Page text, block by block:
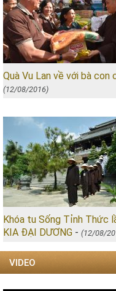
Quà Vu Lan về với bà
(12/08/2016)
Khóa tu Sống Tỉnh Thức
KIA ĐẠI DƯƠNG - (12/08/
VIDEO